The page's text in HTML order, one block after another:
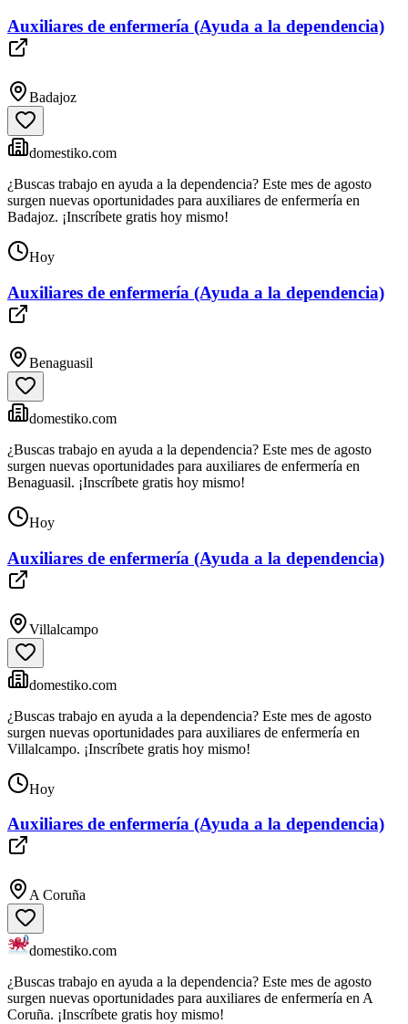
Auxiliares de enfermería (Ayuda a la dependencia)
Badajoz
domestiko.com
¿Buscas trabajo en ayuda a la dependencia? Este mes de agosto
surgen nuevas oportunidades para auxiliares de enfermería en
Badajoz. ¡Inscríbete gratis hoy mismo!
Hoy
Auxiliares de enfermería (Ayuda a la dependencia)
Benaguasil
domestiko.com
¿Buscas trabajo en ayuda a la dependencia? Este mes de agosto
surgen nuevas oportunidades para auxiliares de enfermería en
Benaguasil. ¡Inscríbete gratis hoy mismo!
Hoy
Auxiliares de enfermería (Ayuda a la dependencia)
Villalcampo
domestiko.com
¿Buscas trabajo en ayuda a la dependencia? Este mes de agosto
surgen nuevas oportunidades para auxiliares de enfermería en
Villalcampo. ¡Inscríbete gratis hoy mismo!
Hoy
Auxiliares de enfermería (Ayuda a la dependencia)
A Coruña
domestiko.com
¿Buscas trabajo en ayuda a la dependencia? Este mes de agosto
surgen nuevas oportunidades para auxiliares de enfermería en A
Coruña. ¡Inscríbete gratis hoy mismo!